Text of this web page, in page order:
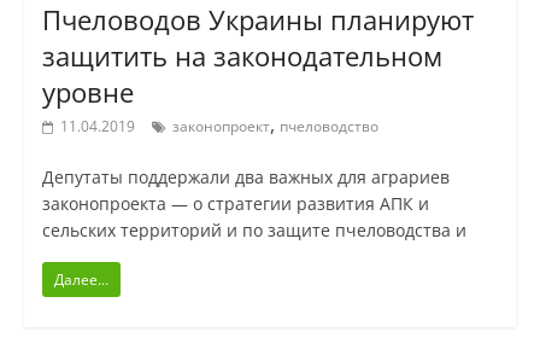
Пчеловодов Украины планируют
защитить на законодательном
уровне
11.04.2019 законопроект, пчеловодство
Депутаты поддержали два важных для аграриев
законопроекта — о стратегии развития АПК и
сельских территорий и по защите пчеловодства и
Далее...